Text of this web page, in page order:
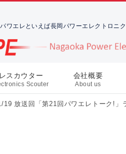
パワエレといえば長岡パワーエレクトロニク
スカウター
Scouter
会社概要
About us
19 放送回「第21回パワエレトーク!」